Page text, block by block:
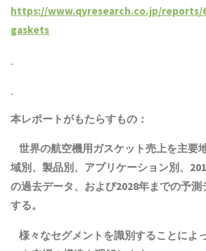
https://www.qyresearch.co.jp/reports/
gaskets
本レポートがもたらすもの：
世界の航空機用ガスケット売上を主要
域別、製品別、アプリケーション別、
の過去データ、および2028年までの予
する。
様々なセグメントを識別することによ